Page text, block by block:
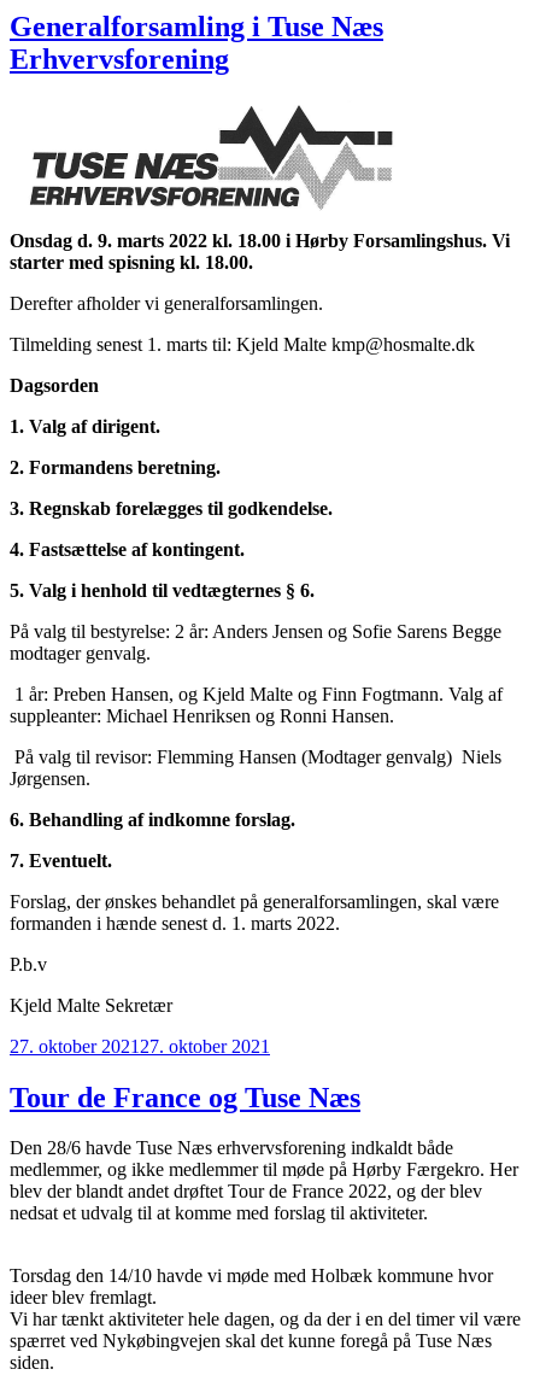
Generalforsamling i Tuse Næs
Erhvervsforening
Onsdag d. 9. marts 2022 kl. 18.00 i Hørby Forsamlingshus. Vi
starter med spisning kl. 18.00.
Derefter afholder vi generalforsamlingen.
Tilmelding senest 1. marts til: Kjeld Malte kmp@hosmalte.dk
Dagsorden
1. Valg af dirigent.
2. Formandens beretning.
3. Regnskab forelægges til godkendelse.
4. Fastsættelse af kontingent.
5. Valg i henhold til vedtægternes § 6.
På valg til bestyrelse: 2 år: Anders Jensen og Sofie Sarens Begge
modtager genvalg.
1 år: Preben Hansen, og Kjeld Malte og Finn Fogtmann. Valg af
suppleanter: Michael Henriksen og Ronni Hansen.
På valg til revisor: Flemming Hansen (Modtager genvalg) Niels
Jørgensen.
6. Behandling af indkomne forslag.
7. Eventuelt.
Forslag, der ønskes behandlet på generalforsamlingen, skal være
formanden i hænde senest d. 1. marts 2022.
P.b.v
Kjeld Malte Sekretær
Udgivet
27. oktober 2021 27. oktober 2021
Tour de France og Tuse Næs
Den 28/6 havde Tuse Næs erhvervsforening indkaldt både
medlemmer, og ikke medlemmer til møde på Hørby Færgekro. Her
blev der blandt andet drøftet Tour de France 2022, og der blev
nedsat et udvalg til at komme med forslag til aktiviteter.
Torsdag den 14/10 havde vi møde med Holbæk kommune hvor
ideer blev fremlagt.
Vi har tænkt aktiviteter hele dagen, og da der i en del timer vil være
spærret ved Nykøbingvejen skal det kunne foregå på Tuse Næs
siden.